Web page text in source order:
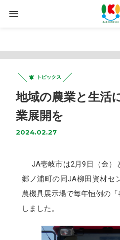
Warning : Trying to access array offset on false in /
on line425
トピックス
地域の農業と生活
業展開を
2024.02.27
JA壱岐市は2月9日（金）
郷ノ浦町の同JA柳田資材セ
農機具展示場で毎年恒例の
しました。